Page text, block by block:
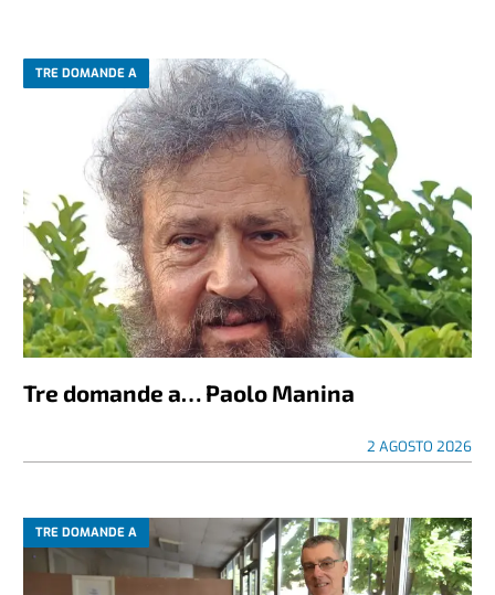
TRE DOMANDE A
Tre domande a… Paolo Manina
2 AGOSTO 2026
TRE DOMANDE A